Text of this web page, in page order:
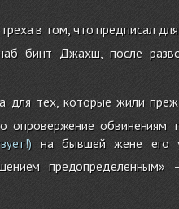
в том, что предписал
бинт Джахш, после
для тех, которые жили
обвинениям
на бывшей жене его